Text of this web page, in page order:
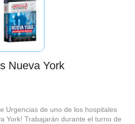
Nueva York
Urgencias de uno de los hospitales
York! Trabajarán durante el turno de